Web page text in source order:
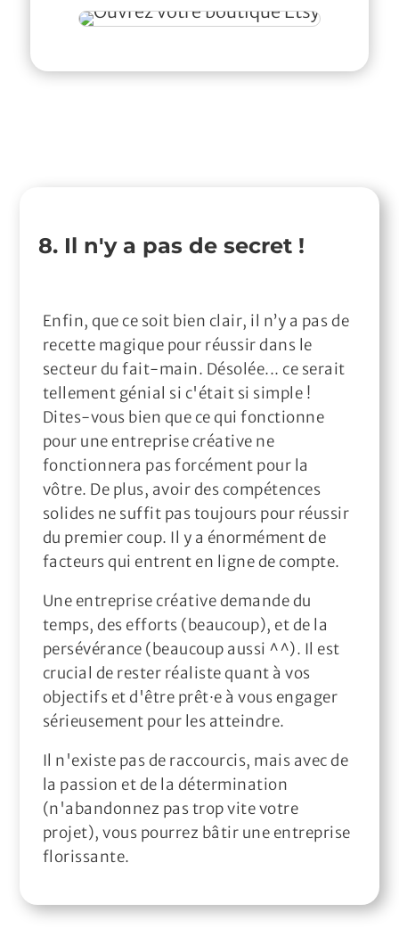
8. Il n'y a pas de secret !
Enfin, que ce soit bien clair, il n’y a pas de
recette magique pour réussir dans le
secteur du fait-main. Désolée... ce serait
tellement génial si c'était si simple !
Dites-vous bien que ce qui fonctionne
pour une entreprise créative ne
fonctionnera pas forcément pour la
vôtre. De plus, avoir des compétences
solides ne suffit pas toujours pour réussir
du premier coup. Il y a énormément de
facteurs qui entrent en ligne de compte.
Une entreprise créative demande du
temps, des efforts (beaucoup), et de la
persévérance (beaucoup aussi ^^). Il est
crucial de rester réaliste quant à vos
objectifs et d'être prêt·e à vous engager
sérieusement pour les atteindre.
Il n'existe pas de raccourcis, mais avec de
la passion et de la détermination
(n'abandonnez pas trop vite votre
projet), vous pourrez bâtir une entreprise
florissante.